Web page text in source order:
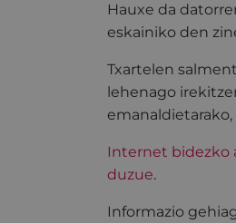
Hauxe da
eskainiko den
Txartelen
lehenago
Internet bidezko
duzue.
Informazio